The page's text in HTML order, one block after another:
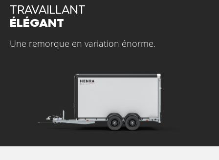
TRAVAILLANT
ÉLÉGANT
Une remorque en variation énorme.